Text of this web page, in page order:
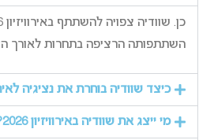
השתתפותה הרציפה בתחרות לאורך
כיצד שוודיה בוחרת את נציגיה
מי ייצג את שוודיה באירוויזיון 2026?